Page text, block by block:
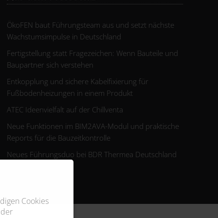
ÖkoFEN baut Führungsteam aus und setzt nächste
Wachstumsimpulse in Deutschland
Fertigstellung statt Fragezeichen: Wenn Bauteile und
Baupartner sich verstehen
Entkopplung und sichere Kabelfixierung für
Fußbodenheizungen in einem Produkt
ATEC Ideenvielfalt auf der Chillventa
Neue Funktionen im BIM2AVA-Modul und praktische
Reports für die Bauzeitkontrolle
Neues Führungsduo bei BDR Thermea Deutschland
Cookies